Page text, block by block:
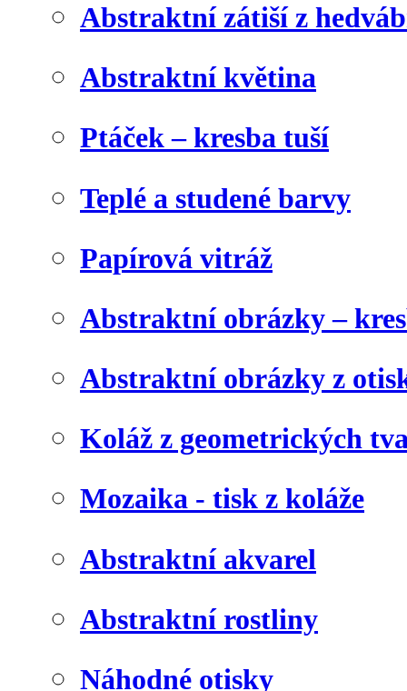
Abstraktní zátiší z
Abstraktní květina
Ptáček – kresba tuší
Teplé a studené barvy
Papírová vitráž
Abstraktní obrázky –
Abstraktní obrázky z
Koláž z geometrických
Mozaika - tisk z koláže
Abstraktní akvarel
Abstraktní rostliny
Náhodné otisky